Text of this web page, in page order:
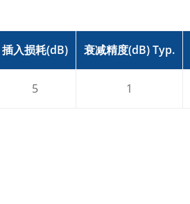
插入损耗(dB) 衰减精度(dB) Typ.
5 1